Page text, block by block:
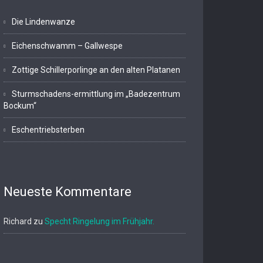
Die Lindenwanze
Eichenschwamm – Gallwespe
Zottige Schillerporlinge an den alten Platanen
Sturmschadens-ermittlung im „Badezentrum
Bockum“
Eschentriebsterben
Neueste Kommentare
Richard zu Specht Ringelung im Frühjahr.